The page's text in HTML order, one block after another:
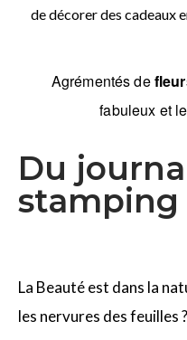
de décorer des cadeaux
Agrémentés de
fabuleux et
Du
stamping
La Beauté est dans la
les nervures des feuilles ?